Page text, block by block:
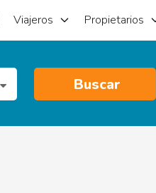
Viajeros Propietarios
Buscar